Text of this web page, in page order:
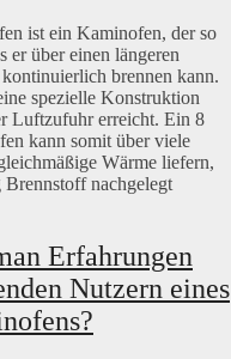
ist ein Kaminofen, der so
er über einen längeren
brennen kann.
spezielle Konstruktion
Luftzufuhr erreicht. Ein 8
kann somit über viele
Wärme liefern,
Brennstoff nachgelegt
Erfahrungen
Nutzern eines